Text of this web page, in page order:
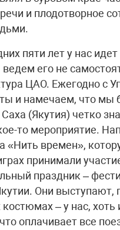
и плодотворное
пяти лет у нас
его не
ЦАО. Ежегодно с
и намечаем, что мы
(Якутия) четко
то мероприятие.
«Нить времен»,
принимали
праздник –
Они
костюмах – у нас,
оплачивает все